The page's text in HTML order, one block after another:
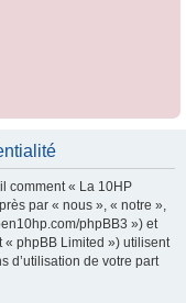
comment « La 10HP
par « nous », « notre »,
phpBB3 ») et
phpBB Limited ») utilisent
d’utilisation de votre part